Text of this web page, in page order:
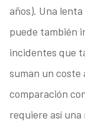
años). Una
puede también
incidentes que
suman un coste
comparación
requiere así